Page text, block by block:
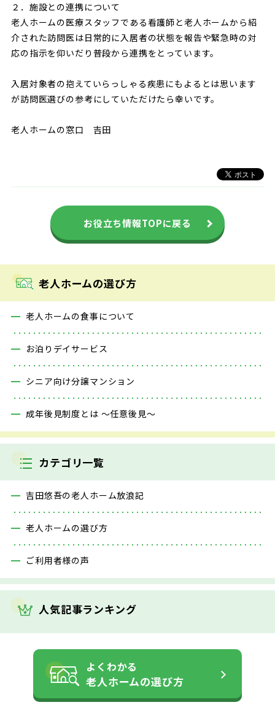
２．施設との連携について
老人ホームの医療スタッフである看護師と老人ホームから紹
介された訪問医は日常的に入居者の状態を報告や緊急時の対
応の指示を仰いだり普段から連携をとっています。
入居対象者の抱えていらっしゃる疾患にもよるとは思います
が訪問医選びの参考にしていただけたら幸いです。
老人ホームの窓口 吉田
お役立ち情報TOPに戻る
老人ホームの選び方
老人ホームの食事について
お泊りデイサービス
シニア向け分譲マンション
成年後見制度とは ～任意後見～
カテゴリ一覧
吉田悠吾の老人ホーム放浪記
老人ホームの選び方
ご利用者様の声
人気記事ランキング
よくわかる
老人ホームの選び方